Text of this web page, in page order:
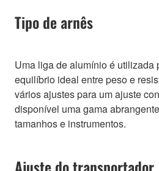
Tipo de arnês
Uma liga de alumínio é utilizada
equilíbrio ideal entre peso e
vários ajustes para um ajuste
disponível uma gama
tamanhos e instrumentos.